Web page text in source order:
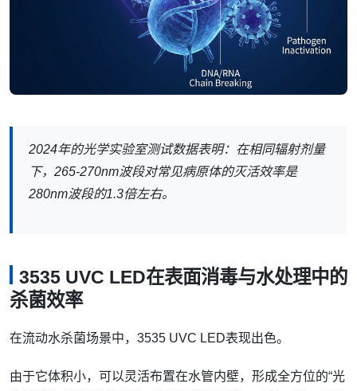
2024年的光学实验室测试数据表明：在相同辐射剂量
下，265-270nm波段对常见病原体的灭活效率是
280nm波段的1.3倍左右。
3535 UVC LED在表面消毒与水处理中的
杀菌效率
在流动水杀菌场景中，3535 UVC LED表现出色。
由于它体积小，可以灵活布置在水管内壁，形成全方位的“光